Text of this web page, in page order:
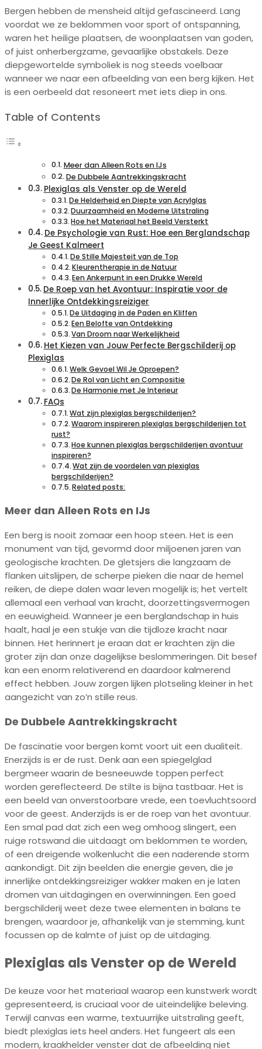
Bergen hebben de mensheid altijd gefascineerd. Lang
voordat we ze beklommen voor sport of ontspanning,
waren het heilige plaatsen, de woonplaatsen van goden,
of juist onherbergzame, gevaarlijke obstakels. Deze
diepgewortelde symboliek is nog steeds voelbaar
wanneer we naar een afbeelding van een berg kijken. Het
is een oerbeeld dat resoneert met iets diep in ons.
Table of Contents
Meer dan Alleen Rots en IJs
De Dubbele Aantrekkingskracht
Plexiglas als Venster op de Wereld
De Helderheid en Diepte van Acrylglas
Duurzaamheid en Moderne Uitstraling
Hoe het Materiaal het Beeld Versterkt
De Psychologie van Rust: Hoe een Berglandschap
Je Geest Kalmeert
De Stille Majesteit van de Top
Kleurentherapie in de Natuur
Een Ankerpunt in een Drukke Wereld
De Roep van het Avontuur: Inspiratie voor de
Innerlijke Ontdekkingsreiziger
De Uitdaging in de Paden en Kliffen
Een Belofte van Ontdekking
Van Droom naar Werkelijkheid
Het Kiezen van Jouw Perfecte Bergschilderij op
Plexiglas
Welk Gevoel Wil Je Oproepen?
De Rol van Licht en Compositie
De Harmonie met Je Interieur
FAQs
Wat zijn plexiglas bergschilderijen?
Waarom inspireren plexiglas bergschilderijen tot
rust?
Hoe kunnen plexiglas bergschilderijen avontuur
inspireren?
Wat zijn de voordelen van plexiglas
bergschilderijen?
Related posts:
Meer dan Alleen Rots en IJs
Een berg is nooit zomaar een hoop steen. Het is een
monument van tijd, gevormd door miljoenen jaren van
geologische krachten. De gletsjers die langzaam de
flanken uitslijpen, de scherpe pieken die naar de hemel
reiken, de diepe dalen waar leven mogelijk is; het vertelt
allemaal een verhaal van kracht, doorzettingsvermogen
en eeuwigheid. Wanneer je een berglandschap in huis
haalt, haal je een stukje van die tijdloze kracht naar
binnen. Het herinnert je eraan dat er krachten zijn die
groter zijn dan onze dagelijkse beslommeringen. Dit besef
kan een enorm relativerend en daardoor kalmerend
effect hebben. Jouw zorgen lijken plotseling kleiner in het
aangezicht van zo’n stille reus.
De Dubbele Aantrekkingskracht
De fascinatie voor bergen komt voort uit een dualiteit.
Enerzijds is er de rust. Denk aan een spiegelglad
bergmeer waarin de besneeuwde toppen perfect
worden gereflecteerd. De stilte is bijna tastbaar. Het is
een beeld van onverstoorbare vrede, een toevluchtsoord
voor de geest. Anderzijds is er de roep van het avontuur.
Een smal pad dat zich een weg omhoog slingert, een
ruige rotswand die uitdaagt om beklommen te worden,
of een dreigende wolkenlucht die een naderende storm
aankondigt. Dit zijn beelden die energie geven, die je
innerlijke ontdekkingsreiziger wakker maken en je laten
dromen van uitdagingen en overwinningen. Een goed
bergschilderij weet deze twee elementen in balans te
brengen, waardoor je, afhankelijk van je stemming, kunt
focussen op de kalmte of juist op de uitdaging.
Plexiglas als Venster op de Wereld
De keuze voor het materiaal waarop een kunstwerk wordt
gepresenteerd, is cruciaal voor de uiteindelijke beleving.
Terwijl canvas een warme, textuurrijke uitstraling geeft,
biedt plexiglas iets heel anders. Het fungeert als een
modern, kraakhelder venster dat de afbeelding niet